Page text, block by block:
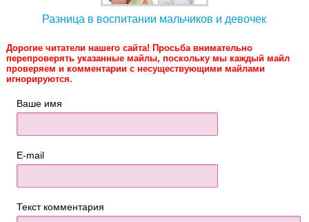
Разница в воспитании мальчиков и девочек
Дорогие читатели нашего сайта! Просьба внимательно
перепроверять указанные майлы, поскольку мы каждый майл
проверяем и комментарии с несуществующими майлами
игнорируются.
Ваше имя
E-mail
Текст комментария